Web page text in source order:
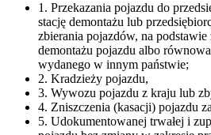
1. Przekazania pojazdu do
stację demontażu lub
zbierania pojazdów, na podstawie
demontażu pojazdu albo
wydanego w innym państwie;
2. Kradzieży pojazdu,
3. Wywozu pojazdu z kraju lub
4. Zniszczenia (kasacji) pojazdu
5. Udokumentowanej trwałej i